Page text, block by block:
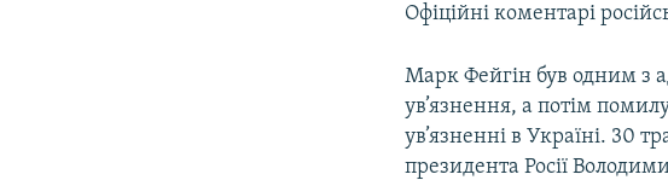
Офіційні коментарі
Марк Фейгін був одним з
ув’язнення, а потім
ув’язненні в Україні. 30
президента Росії